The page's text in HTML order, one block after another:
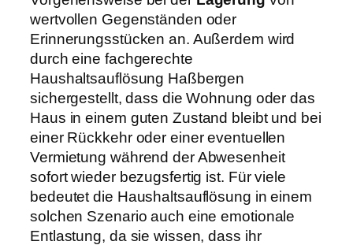
wertvollen Gegenständen oder
Erinnerungsstücken an. Außerdem wird
durch eine fachgerechte
Haushaltsauflösung Haßbergen
sichergestellt, dass die Wohnung oder das
Haus in einem guten Zustand bleibt und bei
einer Rückkehr oder einer eventuellen
Vermietung während der Abwesenheit
sofort wieder bezugsfertig ist. Für viele
bedeutet die Haushaltsauflösung in einem
solchen Szenario auch eine emotionale
Entlastung, da sie wissen, dass ihr